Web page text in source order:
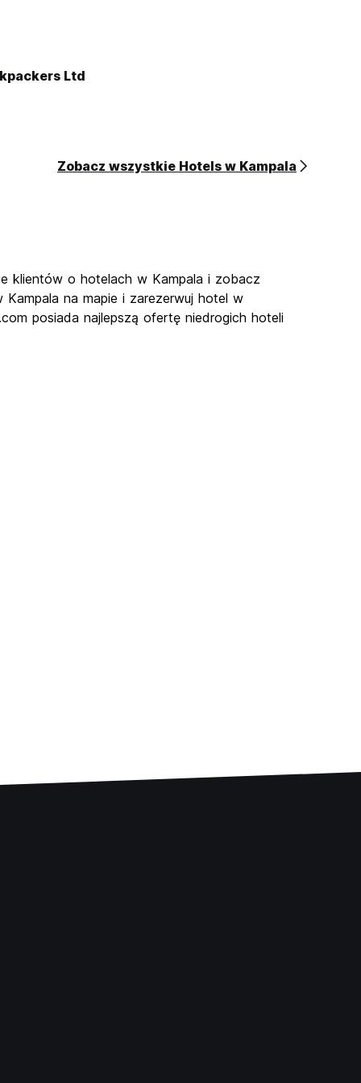
Ltd
Zobacz wszystkie Hotels w Kampala
klientów o hotelach w Kampala i zobacz
na mapie i zarezerwuj hotel w
posiada najlepszą ofertę niedrogich hoteli